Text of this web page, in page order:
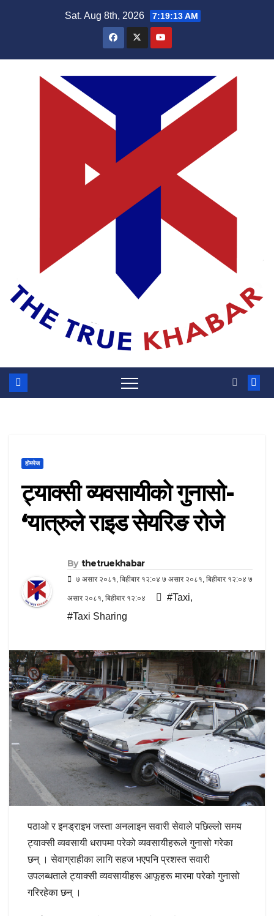
Sat. Aug 8th, 2026 7:19:13 AM
होमपेज
ट्याक्सी व्यवसायीको गुनासो-
‘यात्रुले राइड सेयरिङ रोजे
By thetruekhabar
७ असार २०८१, बिहीबार १२:०४ ७ असार २०८१, बिहीबार १२:०४ ७
असार २०८१, बिहीबार १२:०४ #Taxi,
#Taxi Sharing
पठाओ र इनड्राइभ जस्ता अनलाइन सवारी सेवाले पछिल्लो समय
ट्याक्सी व्यवसायी धरापमा परेको व्यवसायीहरूले गुनासो गरेका
छन्‌ । सेवाग्राहीका लागि सहज भएपनि प्रशस्त सवारी
उपलब्धताले ट्याक्सी व्यवसायीहरू आफूहरू मारमा परेको गुनासो
गरिरहेका छन् ।